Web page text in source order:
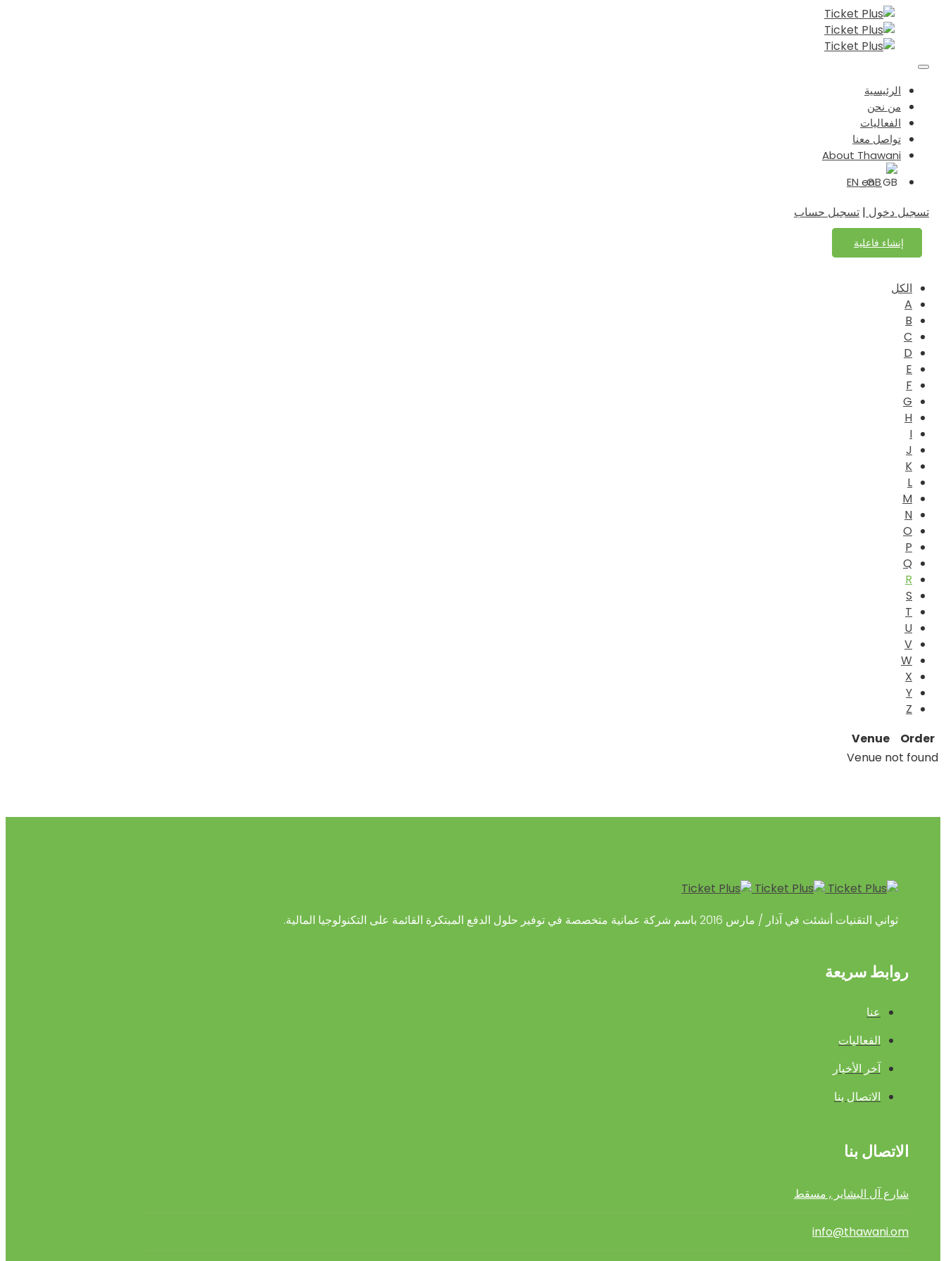
الرئيسية
من نحن
الفعاليات
تواصل معنا
About Thawani
EN_GB
تسجيل دخول | تسجيل حساب
إنشاء فاعلية
الكل
A
B
C
D
E
F
G
H
I
J
K
L
M
N
O
P
Q
R
S
T
U
V
W
X
Y
Z
Order
Venue
Venue not found
ثواني التقنيات أنشئت في آذار / مارس 2016 باسم شركة عمانية متخصصة في توفير حلول الدفع المبتكرة القائمة على التكنولوجيا المالية.
روابط سريعة
عنا
الفعاليات
آخر الأخبار
الاتصال بنا
الاتصال بنا
شارع آل البشاير , مسقط
info@thawani.om